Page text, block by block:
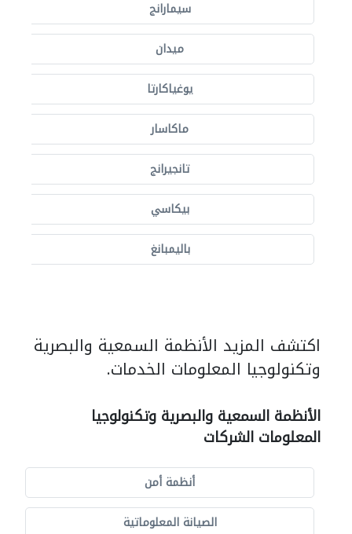
سيمارانج
ميدان
يوغياكارتا
ماكاسار
تانجيرانج
بيكاسي
باليمبانغ
اكتشف المزيد الأنظمة السمعية والبصرية
وتكنولوجيا المعلومات الخدمات.
الأنظمة السمعية والبصرية وتكنولوجيا
المعلومات الشركات
أنظمة أمن
الصيانة المعلوماتية